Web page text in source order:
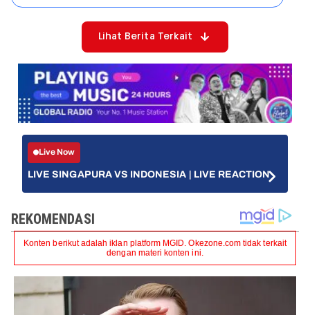
Lihat Berita Terkait
Live Now
LIVE SINGAPURA VS INDONESIA | LIVE REACTION